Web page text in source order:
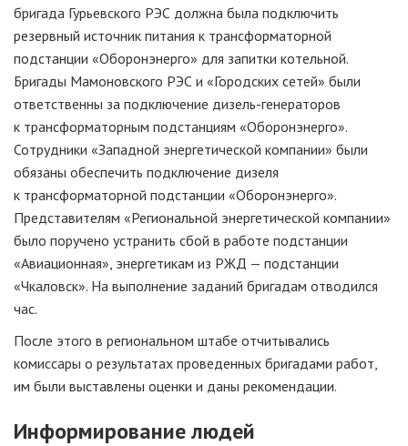
бригада Гурьевского РЭС должна была подключить
резервный источник питания к трансформаторной
подстанции «Оборонэнерго» для запитки котельной.
Бригады Мамоновского РЭС и «Городских сетей» были
ответственны за подключение дизель-генераторов
к трансформаторным подстанциям «Оборонэнерго».
Сотрудники «Западной энергетической компании» были
обязаны обеспечить подключение дизеля
к трансформаторной подстанции «Оборонэнерго».
Представителям «Региональной энергетической компании»
было поручено устранить сбой в работе подстанции
«Авиационная», энергетикам из РЖД — подстанции
«Чкаловск». На выполнение заданий бригадам отводился
час.
После этого в региональном штабе отчитывались
комиссары о результатах проведенных бригадами работ,
им были выставлены оценки и даны рекомендации.
Информирование людей